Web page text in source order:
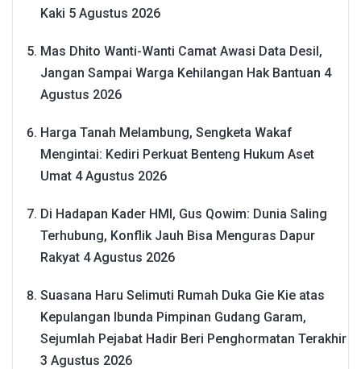
Kaki 5 Agustus 2026
Mas Dhito Wanti-Wanti Camat Awasi Data Desil,
Jangan Sampai Warga Kehilangan Hak Bantuan 4
Agustus 2026
Harga Tanah Melambung, Sengketa Wakaf
Mengintai: Kediri Perkuat Benteng Hukum Aset
Umat 4 Agustus 2026
Di Hadapan Kader HMI, Gus Qowim: Dunia Saling
Terhubung, Konflik Jauh Bisa Menguras Dapur
Rakyat 4 Agustus 2026
Suasana Haru Selimuti Rumah Duka Gie Kie atas
Kepulangan Ibunda Pimpinan Gudang Garam,
Sejumlah Pejabat Hadir Beri Penghormatan Terakhir
3 Agustus 2026